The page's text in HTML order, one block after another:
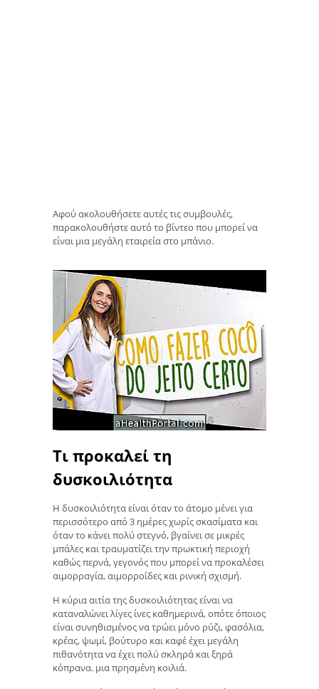
Αφού ακολουθήσετε αυτές τις συμβουλές,
παρακολουθήστε αυτό το βίντεο που μπορεί να
είναι μια μεγάλη εταιρεία στο μπάνιο.
Τι προκαλεί τη
δυσκοιλιότητα
Η δυσκοιλιότητα είναι όταν το άτομο μένει για
περισσότερο από 3 ημέρες χωρίς σκασίματα και
όταν το κάνει πολύ στεγνό, βγαίνει σε μικρές
μπάλες και τραυματίζει την πρωκτική περιοχή
καθώς περνά, γεγονός που μπορεί να προκαλέσει
αιμορραγία, αιμορροΐδες και ρινική σχισμή.
Η κύρια αιτία της δυσκοιλιότητας είναι να
καταναλώνει λίγες ίνες καθημερινά, οπότε όποιος
είναι συνηθισμένος να τρώει μόνο ρύζι, φασόλια,
κρέας, ψωμί, βούτυρο και καφέ έχει μεγάλη
πιθανότητα να έχει πολύ σκληρά και ξηρά
κόπρανα. μια πρησμένη κοιλιά.